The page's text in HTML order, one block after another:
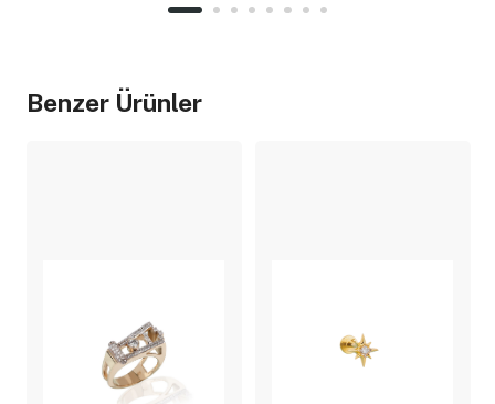
Benzer Ürünler